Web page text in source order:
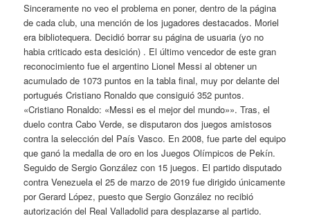
Sinceramente no veo el problema en poner, dentro de la página
de cada club, una mención de los jugadores destacados. Moriel
era bibliotequera. Decidió borrar su página de usuaria (yo no
habia criticado esta desición) . El último vencedor de este gran
reconocimiento fue el argentino Lionel Messi al obtener un
acumulado de 1073 puntos en la tabla final, muy por delante del
portugués Cristiano Ronaldo que consiguió 352 puntos.
«Cristiano Ronaldo: «Messi es el mejor del mundo»». Tras, el
duelo contra Cabo Verde, se disputaron dos juegos amistosos
contra la selección del País Vasco. En 2008, fue parte del equipo
que ganó la medalla de oro en los Juegos Olímpicos de Pekín.
Seguido de Sergio González con 15 juegos. El partido disputado
contra Venezuela el 25 de marzo de 2019 fue dirigido únicamente
por Gerard López, puesto que Sergio González no recibió
autorización del Real Valladolid para desplazarse al partido.